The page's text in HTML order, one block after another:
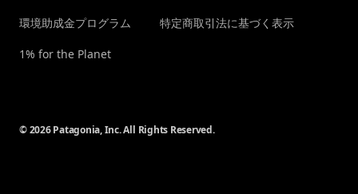
環境助成金プログラム
1% for the Planet
特定商取引法に基づく表示
© 2026 Patagonia, Inc. All Rights Reserved.